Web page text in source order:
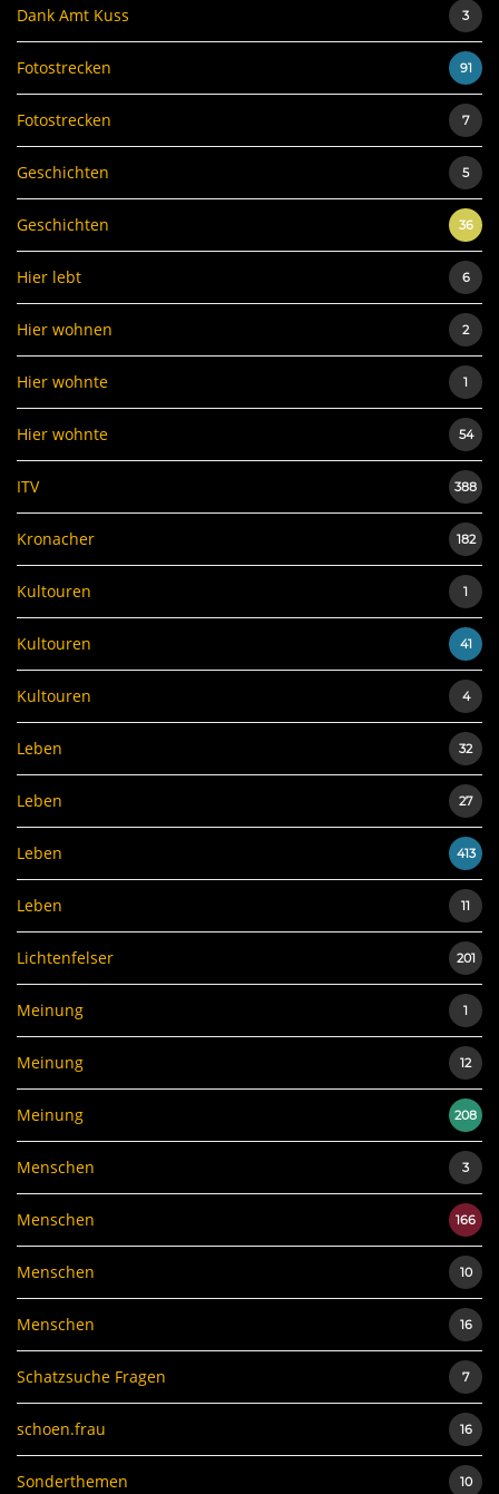
Dank Amt Kuss 3
Fotostrecken 91
Fotostrecken 7
Geschichten 5
Geschichten 36
Hier lebt 6
Hier wohnen 2
Hier wohnte 1
Hier wohnte 54
ITV 388
Kronacher 182
Kultouren 1
Kultouren 41
Kultouren 4
Leben 32
Leben 27
Leben 413
Leben 11
Lichtenfelser 201
Meinung 1
Meinung 12
Meinung 208
Menschen 3
Menschen 166
Menschen 10
Menschen 16
Schatzsuche Fragen 7
schoen.frau 16
Sonderthemen 10